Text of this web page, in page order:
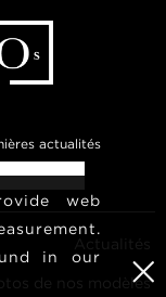
actualités
Actualités
de nos modèles
web
in our